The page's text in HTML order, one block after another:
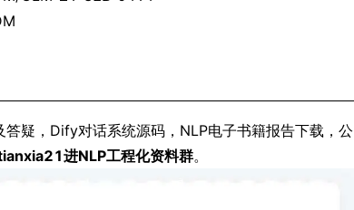
疑，Dify对话系统源码，NLP电子书籍报告下载，公
进NLP工程化资料群。